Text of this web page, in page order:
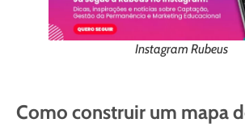
Instagram Rubeus
Como construir um mapa